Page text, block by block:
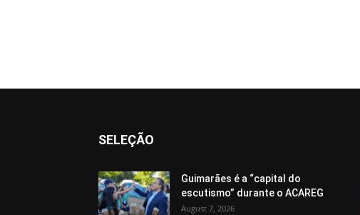
SELEÇÃO
Guimarães é a “capital do
escutismo” durante o ACAREG
August 7, 2026